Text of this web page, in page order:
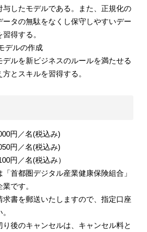
与したモデルである。また、正規化の
タの無駄をなくし保守しやすいデー
得する。
デルの作成
デルを新ビジネスのルールを満たせる
とスキルを習得する。
円／名(税込み)
円／名(税込み)
円／名(税込み）
首都圏デジタル産業健康保険組合」
です。
書を郵送いたしますので、指定口座
後のキャンセルは、キャンセル料と